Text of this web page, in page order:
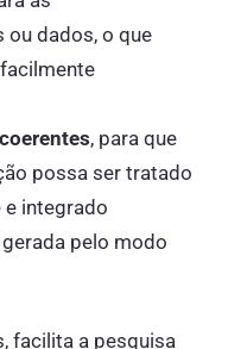
ou dados, o que
, para que
possa ser tratado
integrado
pelo modo
facilita a pesquisa